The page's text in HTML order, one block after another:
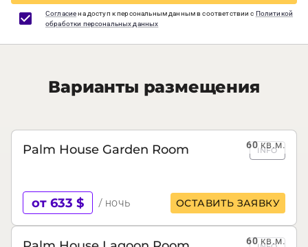
Согласиена доступ к персональным данным в соответствии с Политикой
обработки персональных данных
Варианты размещения
60кв.м.
Palm House Garden Room INFO
от 633 $ / ночь ОСТАВИТЬ ЗАЯВКУ
60кв.м.